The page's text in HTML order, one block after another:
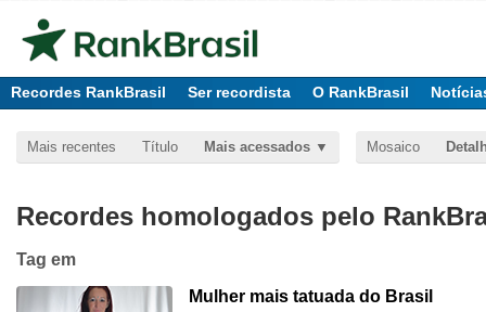
Recordes RankBrasil Ser recordista O RankBrasil
Mais recentes Título Mais acessados Mosaico
Recordes homologados pelo
Tag em
Mulher mais tatuada do Brasil